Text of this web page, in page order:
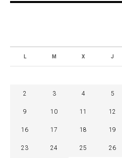
L M X J
2 3 4 5
9 10 11 12
16 17 18 19
23 24 25 26